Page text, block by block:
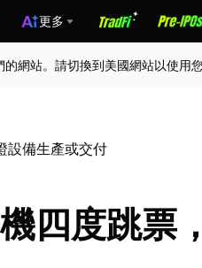
更多
網站。請切換到美國網站以使用
設備生產或交付
四度跳票